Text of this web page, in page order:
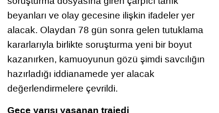
beyanları ve olay gecesine ilişkin ifadeler yer
alacak. Olaydan 78 gün sonra gelen tutuklama
kararlarıyla birlikte soruşturma yeni bir boyut
kazanırken, kamuoyunun gözü şimdi savcılığın
hazırladığı iddianamede yer alacak
değerlendirmelere çevrildi.